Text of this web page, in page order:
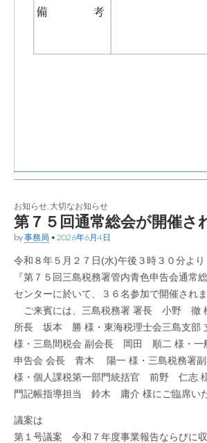
お知らせ 大切なお知らせ
第７５回通常総会が開催さ
by事務局 • 2026年6月4日
令和８年５月２７日(水)午後３時３０分より
『第７５回三島税務署管内青色申告会通常
センターに於いて、３６名参加で開催されま
ご来賓には、三島税務署 署長 小野 徹
所長 坂本 勝 様・東海税理士会三島支
様・三島間税会 副会長 岡田 順二 様・一
申告会 会長 青木 陽一 様・三島税務署
様・個人課税第一部門統括官 前野 仁志
門記帳指導担当 鈴木 庸介 様にご臨席いた
議案は
第１号議案 令和７年度事業報告ならびに